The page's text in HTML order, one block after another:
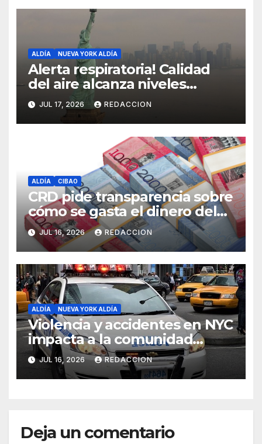
ALDÍA NUEVA YORK ALDÍA
Alerta respiratoria! Calidad
del aire alcanza niveles
peligrosos en NYC
JUL 17, 2026 REDACCION
ALDÍA CIBAO
CRD pide transparencia sobre
cómo se gasta el dinero del
Seguro Familiar de Salud
JUL 16, 2026 REDACCION
ALDÍA NUEVA YORK ALDÍA
Violencia y accidentes en NYC
impacta a la comunidad
dominicana
JUL 16, 2026 REDACCION
Deja un comentario